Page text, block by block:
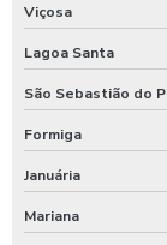
Maquina para lavar
Máquina para lavar
Máquina para lavar
Maquina para lavar
Máquina de lavar
Viçosa
Lagoa Santa
São Sebastião do
Formiga
Januária
Mariana